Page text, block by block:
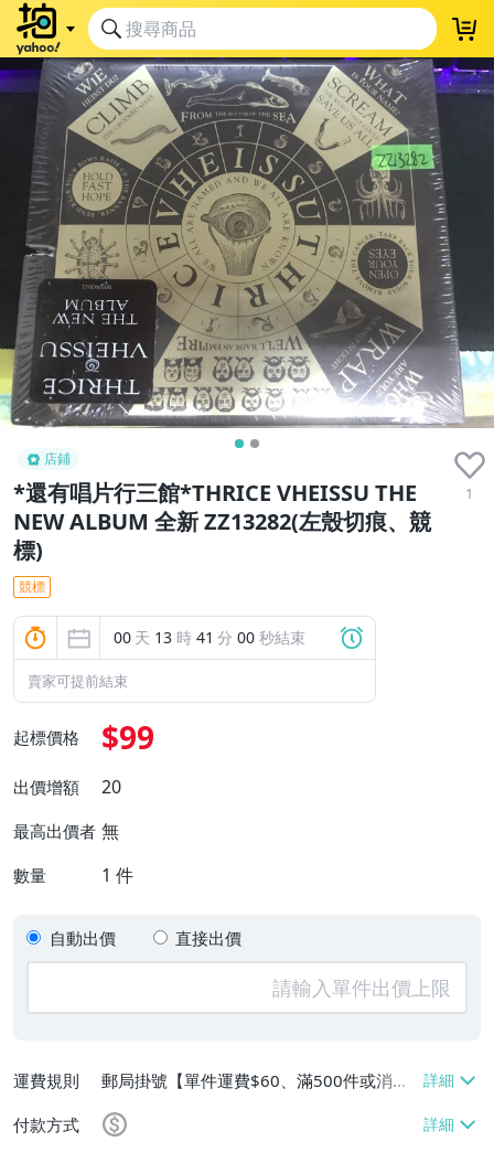
店鋪
*還有唱片行三館*THRICE VHEISSU THE
NEW ALBUM 全新 ZZ13282(左殼切痕、競
標)
1
競標
00 天 13 時 40 分 59 秒結束
賣家可提前結束
起標價格 $99
出價增額 20
最高出價者 無
數量 1 件
自動出價 直接出價
運費規則
郵局掛號【單件運費$60、滿500件或消費
滿$20000免運費】
付款方式